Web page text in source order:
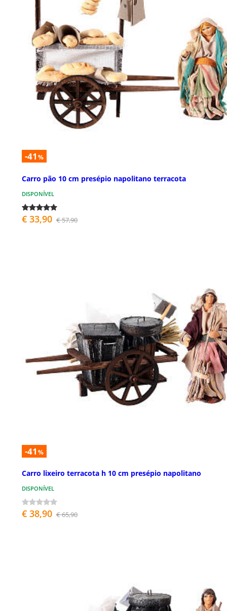
-41 %
Carro pão 10 cm presépio napolitano terracota
DISPONÍVEL
€ 33,90 € 57,90
-41 %
Carro lixeiro terracota h 10 cm presépio napolitano
DISPONÍVEL
€ 38,90 € 65,90